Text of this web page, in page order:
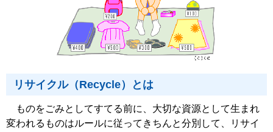
リサイクル（Recycle）とは
ものをごみとしてすてる前に、大切な資源として生まれ
変われるものはルールに従ってきちんと分別して、リサイ